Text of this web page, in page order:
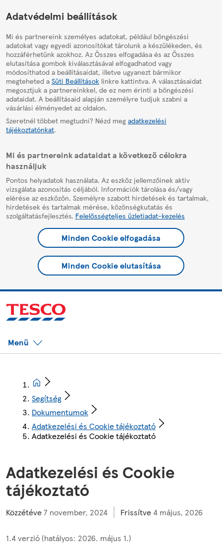
HelpPage
Adatvédelmi beállítások
Mi és partnereink személyes adatokat, például böngészési
adatokat vagy egyedi azonosítókat tárolunk a készülékeden, és
hozzáférhetünk azokhoz. Az Összes elfogadása és az Összes
elutasítása gombok kiválasztásával elfogadhatod vagy
módosíthatod a beállításaidat, illetve ugyanezt bármikor
megteheted a Süti Beállítások linkre kattintva. A választásaidat
megosztjuk a partnereinkkel, de ez nem érinti a böngészési
adataidat. A beállításaid alapján személyre tudjuk szabni a
vásárlási élményedet az oldalon.
Szeretnél többet megtudni? Nézd meg adatkezelési
tájékoztatónkat.
Mi és partnereink adataidat a következő célokra
használjuk
Pontos helyadatok használata. Az eszköz jellemzőinek aktív
vizsgálata azonosítás céljából. Információk tárolása és/vagy
elérése az eszközön. Személyre szabott hirdetések és tartalmak,
hirdetések és tartalmak mérése, közönségkutatás és
szolgáltatásfejlesztés. Felelősségteljes üzletiadat-kezelés
Minden Cookie elfogadása
Minden Cookie elutasítása
Menü
Segítség
Dokumentumok
Adatkezelési és Cookie tájékoztató
Adatkezelési és Cookie tájékoztató
Adatkezelési és Cookie
tájékoztató
Közzétéve7 november, 2024 Frissítve4 május, 2026
1.4 verzió (hatályos: 2026. május 1.)